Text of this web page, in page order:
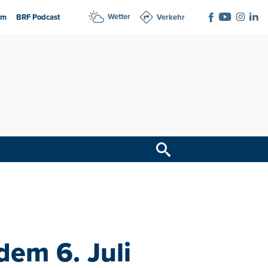
BRF Podcast Wetter Verkehr
6. Juli